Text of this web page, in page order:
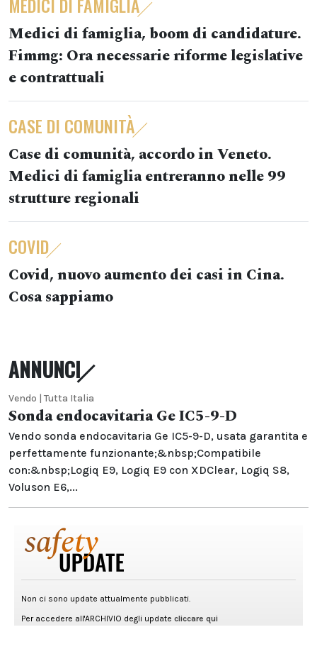
Medici di famiglia, boom di candidature.
Fimmg: Ora necessarie riforme legislative
e contrattuali
CASE DI COMUNITÀ
Case di comunità, accordo in Veneto.
Medici di famiglia entreranno nelle 99
strutture regionali
COVID
Covid, nuovo aumento dei casi in Cina.
Cosa sappiamo
ANNUNCI
Vendo | Tutta Italia
Sonda endocavitaria Ge IC5-9-D
Vendo sonda endocavitaria Ge IC5-9-D, usata garantita e
perfettamente funzionante;&nbsp;Compatibile
con:&nbsp;Logiq E9, Logiq E9 con XDClear, Logiq S8,
Voluson E6,...